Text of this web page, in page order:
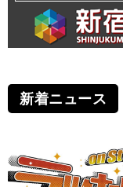
新着ニュース